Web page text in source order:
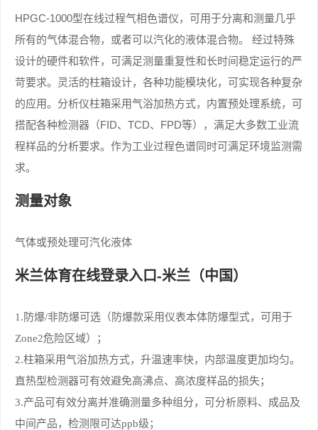
HPGC-1000型在线过程气相色谱仪，可用于分离和测量几乎
所有的气体混合物，或者可以汽化的液体混合物。 经过特殊
设计的硬件和软件，可满足测量重复性和长时间稳定运行的严
苛要求。灵活的柱箱设计，各种功能模块化，可实现各种复杂
的应用。分析仪柱箱采用气浴加热方式，内置预处理系统，可
搭配各种检测器（FID、TCD、FPD等），满足大多数工业流
程样品的分析要求。作为工业过程色谱同时可满足环境监测需
求。
测量对象
气体或预处理可汽化液体
米兰体育在线登录入口-米兰（中国）
1.防爆/非防爆可选（防爆款采用仪表本体防爆型式，可用于
Zone2危险区域）；
2.柱箱采用气浴加热方式，升温速率快，内部温度更加均匀。
直热型检测器可有效避免高沸点、高浓度样品的损失；
3.产品可有效分离并准确测量多种组分，可分析原料、成品及
中间产品，检测限可达ppb级；